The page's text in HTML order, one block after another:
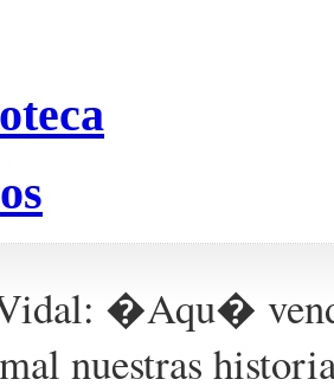
�Aqu�
mal nuestras